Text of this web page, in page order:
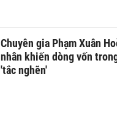
Chuyên gia Phạm Xuân
nhân khiến dòng vốn
'tắc nghẽn'